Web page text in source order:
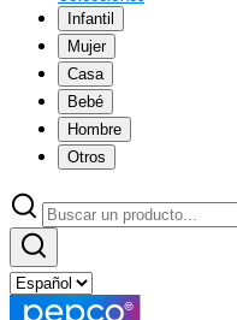
Infantil
Mujer
Casa
Bebé
Hombre
Otros